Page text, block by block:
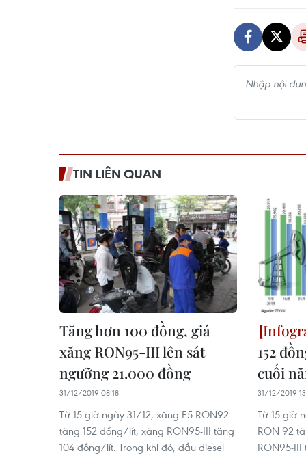
TIN LIÊN QUAN
Tăng hơn 100 đồng, giá
xăng RON95-III lên sát
ngưỡng 21.000 đồng
31/12/2019 08:18
Từ 15 giờ ngày 31/12, xăng E5 RON92
tăng 152 đồng/lít, xăng RON95-III tăng
104 đồng/lít. Trong khi đó, dầu diesel
152
cuối
31/12/2019
Từ 15 giờ
RON 92
RON95-